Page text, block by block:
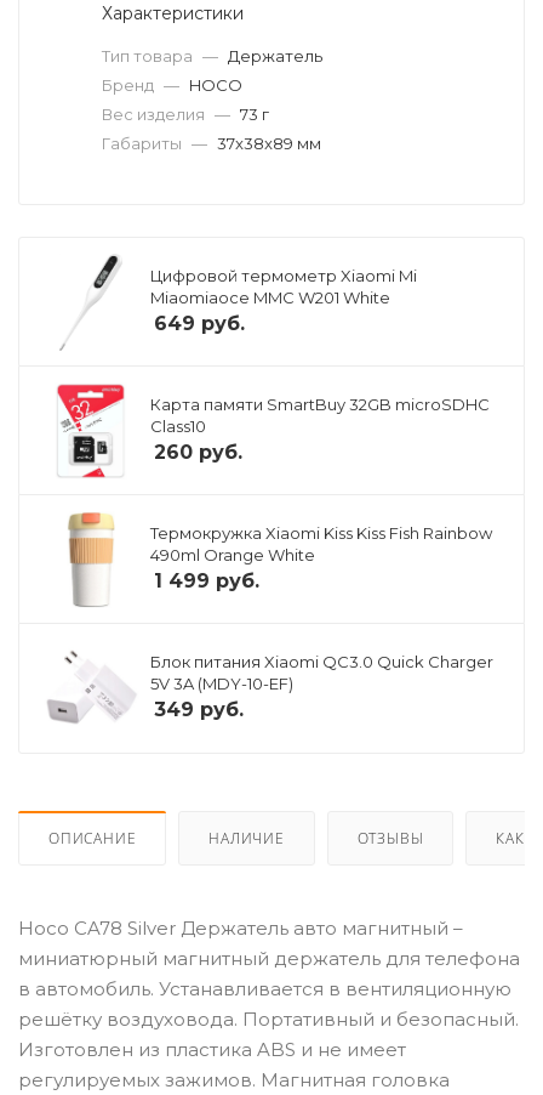
Характеристики
Тип товара — Держатель
Бренд — HOCO
Вес изделия — 73 г
Габариты — 37x38x89 мм
Цифровой термометр Xiaomi Mi
Miaomiaoce MMC W201 White
649 руб.
Карта памяти SmartBuy 32GB microSDHC
Class10
260 руб.
Термокружка Xiaomi Kiss Kiss Fish Rainbow
490ml Orange White
1 499 руб.
Блок питания Xiaomi QC3.0 Quick Charger
5V 3A (MDY-10-EF)
349 руб.
ОПИСАНИЕ НАЛИЧИЕ ОТЗЫВЫ КАК
Hoco CA78 Silver Держатель авто магнитный –
миниатюрный магнитный держатель для телефона
в автомобиль. Устанавливается в вентиляционную
решётку воздуховода. Портативный и безопасный.
Изготовлен из пластика ABS и не имеет
регулируемых зажимов. Магнитная головка